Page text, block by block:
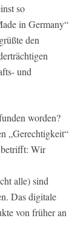
so
in Germany“
den
und
worden?
„Gerechtigkeit“
betrifft: Wir
alle) sind
Das digitale
von früher an